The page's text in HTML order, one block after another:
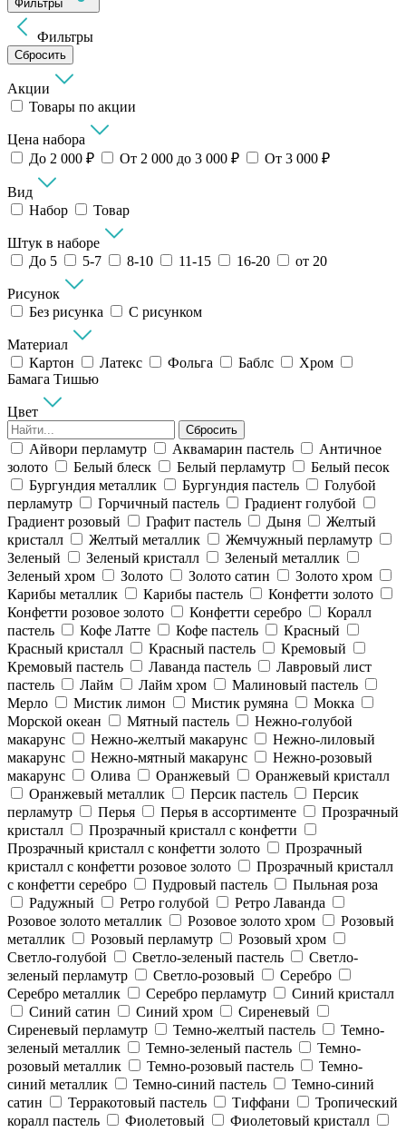
Фильтры
Фильтры
Сбросить
Акции
Товары по акции
Цена набора
До 2 000 ₽
От 2 000 до 3 000 ₽ От 3 000 ₽
Вид
Набор
Товар
Штук в наборе
До 5
5-7 8-10 11-15 16-20 от 20
Рисунок
Без рисунка
С рисунком
Материал
Картон
Латекс Фольга Баблс
Хром
Бамага Тишью
Цвет
Сбросить
Айвори перламутр Аквамарин пастель
Античное
золото
Белый блеск Белый перламутр
Белый песок
Бургундия металлик
Бургундия пастель
Голубой
перламутр
Горчичный пастель
Градиент голубой
Градиент розовый
Графит пастель Дыня
Желтый
кристалл
Желтый металлик
Жемчужный перламутр
Зеленый
Зеленый кристалл
Зеленый металлик
Зеленый хром
Золото Золото сатин
Золото хром
Карибы металлик
Карибы пастель
Конфетти золото
Конфетти розовое золото
Конфетти серебро
Коралл
пастель
Кофе Латте Кофе пастель
Красный
Красный кристалл
Красный пастель
Кремовый
Кремовый пастель
Лаванда пастель
Лавровый лист
пастель
Лайм Лайм хром
Малиновый пастель
Мерло
Мистик лимон Мистик румяна
Мокка
Морской океан
Мятный пастель
Нежно-голубой
макарунс
Нежно-желтый макарунс
Нежно-лиловый
макарунс
Нежно-мятный макарунс
Нежно-розовый
макарунс
Олива Оранжевый
Оранжевый кристалл
Оранжевый металлик
Персик пастель
Персик
перламутр
Перья Перья в ассортименте
Прозрачный
кристалл
Прозрачный кристалл с конфетти
Прозрачный кристалл с конфетти золото
Прозрачный
кристалл с конфетти розовое золото
Прозрачный кристалл
с конфетти серебро
Пудровый пастель
Пыльная роза
Радужный
Ретро голубой
Ретро Лаванда
Розовое золото металлик
Розовое золото хром
Розовый
металлик
Розовый перламутр
Розовый хром
Светло-голубой
Светло-зеленый пастель
Светло-
зеленый перламутр
Светло-розовый
Серебро
Серебро металлик
Серебро перламутр
Синий кристалл
Синий сатин
Синий хром
Сиреневый
Сиреневый перламутр
Темно-желтый пастель
Темно-
зеленый металлик
Темно-зеленый пастель
Темно-
розовый металлик
Темно-розовый пастель
Темно-
синий металлик
Темно-синий пастель
Темно-синий
сатин
Терракотовый пастель Тиффани
Тропический
коралл пастель
Фиолетовый
Фиолетовый кристалл